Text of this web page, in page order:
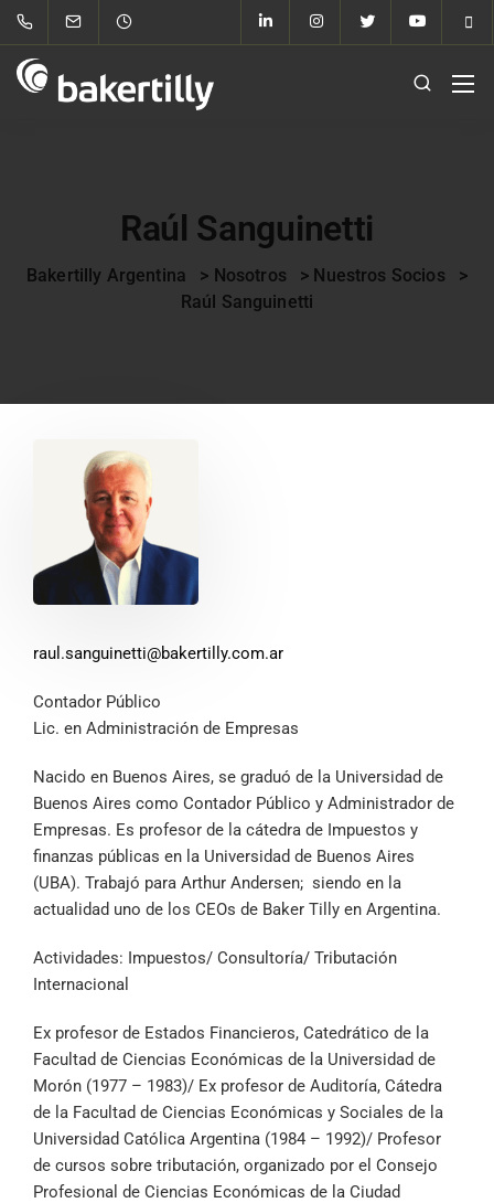
Raúl Sanguinetti
Bakertilly Argentina > Nosotros > Nuestros Socios
>
Raúl Sanguinetti
raul.sanguinetti@bakertilly.com.ar
Contador Público
Lic. en Administración de Empresas
Nacido en Buenos Aires, se graduó de la Universidad de
Buenos Aires como Contador Público y Administrador de
Empresas. Es profesor de la cátedra de Impuestos y
finanzas públicas en la Universidad de Buenos Aires
(UBA). Trabajó para Arthur Andersen; siendo en la
actualidad uno de los CEOs de Baker Tilly en Argentina.
Actividades: Impuestos/ Consultoría/ Tributación
Internacional
Ex profesor de Estados Financieros, Catedrático de la
Facultad de Ciencias Económicas de la Universidad de
Morón (1977 – 1983)/ Ex profesor de Auditoría, Cátedra
de la Facultad de Ciencias Económicas y Sociales de la
Universidad Católica Argentina (1984 – 1992)/ Profesor
de cursos sobre tributación, organizado por el Consejo
Profesional de Ciencias Económicas de la Ciudad